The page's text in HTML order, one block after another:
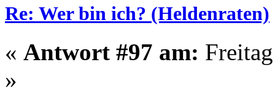
Re: Wer bin ich? (Heldenraten)
« Antwort #97 am:
»